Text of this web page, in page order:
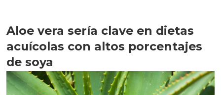
Aloe vera sería clave en dietas
acuícolas con altos porcentajes
de soya